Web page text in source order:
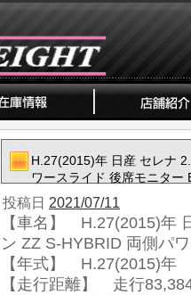
H.27(2015)年 日産 セレナ
ワースライド 後席モニター
投稿日 2021/07/11
【車名】 H.27(2015)年
ン ZZ S-HYBRID 両側パ
【年式】 H.27(2015)年
【走行距離】 走行